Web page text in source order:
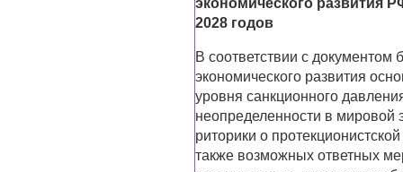
экономического развития
2028 годов
В соответствии с документом
экономического развития
уровня санкционного
неопределенности в
риторики о
также возможных ответных